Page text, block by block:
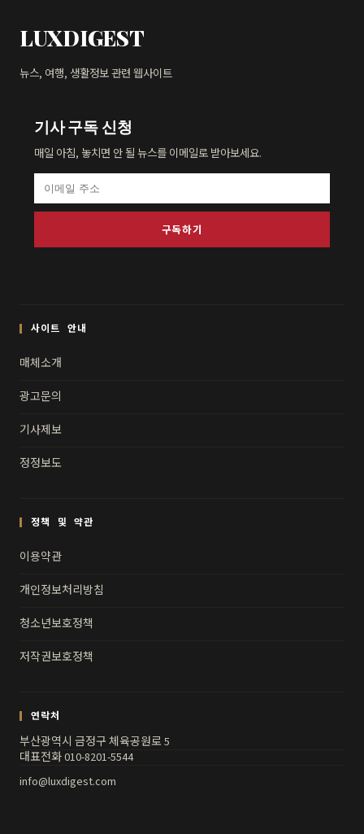
LUXDIGEST
뉴스, 여행, 생활정보 관련 웹사이트
기사 구독 신청
매일 아침, 놓치면 안 될 뉴스를 이메일로 받아보세요.
구독하기
사이트 안내
매체소개
광고문의
기사제보
정정보도
정책 및 약관
이용약관
개인정보처리방침
청소년보호정책
저작권보호정책
연락처
부산광역시 금정구 체육공원로 5
대표전화 010-8201-5544
info@luxdigest.com